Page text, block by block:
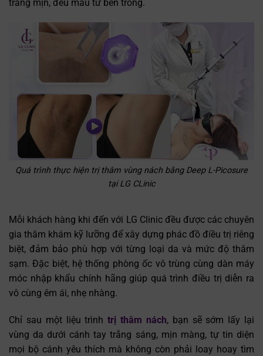
trắng mịn, đều màu từ bên trong.
Quá trình thực hiện trị thâm vùng nách bằng Deep L-Picosure
tại LG CLinic
Mỗi khách hàng khi đến với LG Clinic đều được các chuyên
gia thăm khám kỹ lưỡng để xây dựng phác đồ điều trị riêng
biệt, đảm bảo phù hợp với từng loại da và mức độ thâm
sạm. Đặc biệt, hệ thống phòng ốc vô trùng cùng dàn máy
móc nhập khẩu chính hãng giúp quá trình điều trị diễn ra
vô cùng êm ái, nhẹ nhàng.
Chỉ sau một liệu trìnhtrị thâm nách, bạn sẽ sớm lấy lại
vùng da dưới cánh tay trắng sáng, mịn màng, tự tin diện
mọi bộ cánh yêu thích mà không còn phải loay hoay tìm